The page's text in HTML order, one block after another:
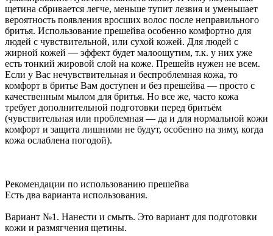
щетина сбривается легче, меньше тупит лезвия и уменьшает
вероятность появления вросших волос после неправильного
бритья. Использование прешейва особенно комфортно для
людей с чувствительной, или сухой кожей. Для людей с
жирной кожей — эффект будет малоощутим, т.к. у них уже
есть тонкий жировой слой на коже. Прешейв нужен не всем.
Если у Вас нечувствительная и беспроблемная кожа, то
комфорт в бритье Вам доступен и без прешейва — просто с
качественным мылом для бритья. Но все же, часто кожа
требует дополнительной подготовки перед бритьём
(чувствительная или проблемная — да и для нормальной кожи
комфорт и защита лишними не будут, особенно на зиму, когда
кожа ослаблена погодой).
Рекомендации по использованию прешейва
Есть два варианта использования.
Вариант №1. Нанести и смыть. Это вариант для подготовки
кожи и размягчения щетины.